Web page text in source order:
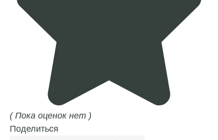
( Пока оценок нет )
Поделиться